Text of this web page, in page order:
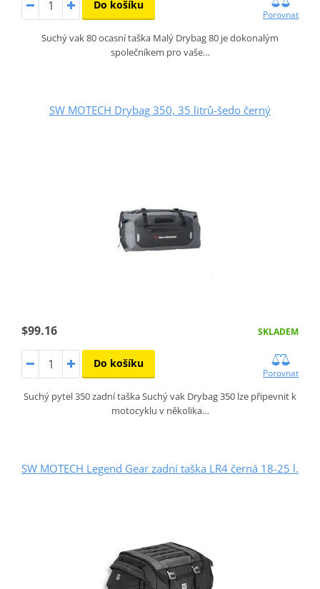
Do košíku
Porovnat
Suchý vak 80 ocasní taška Malý Drybag 80 je dokonalým
společníkem pro vaše…
SW MOTECH Drybag 350, 35 litrů-šedo černý
$99.16 SKLADEM
Do košíku
Porovnat
Suchý pytel 350 zadní taška Suchý vak Drybag 350 lze připevnit k
motocyklu v několika…
SW MOTECH Legend Gear zadní taška LR4 černá 18-25 l.